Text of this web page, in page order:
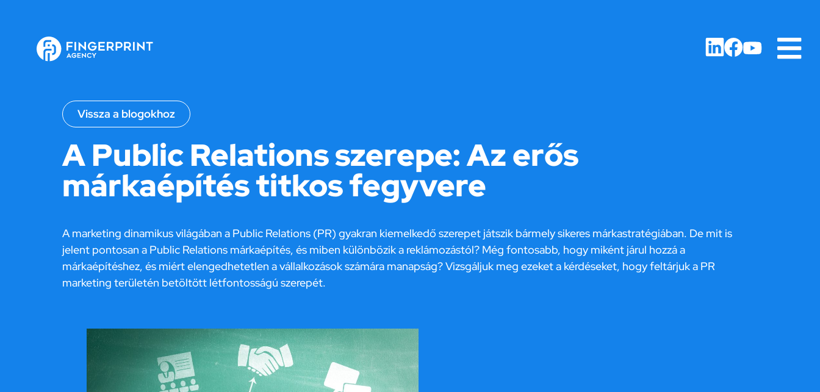
Vissza a blogokhoz
A Public Relations szerepe: Az erős
márkaépítés titkos fegyvere
A marketing dinamikus világában a Public Relations (PR) gyakran kiemelkedő szerepet játszik bármely sikeres márkastratégiában. De mit is
jelent pontosan a Public Relations márkaépítés, és miben különbözik a reklámozástól? Még fontosabb, hogy miként járul hozzá a
márkaépítéshez, és miért elengedhetetlen a vállalkozások számára manapság? Vizsgáljuk meg ezeket a kérdéseket, hogy feltárjuk a PR
marketing területén betöltött létfontosságú szerepét.